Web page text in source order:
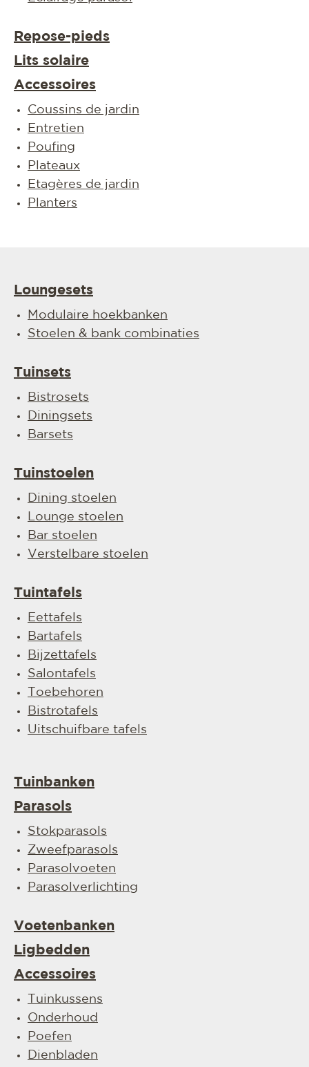
Repose-pieds
Lits solaire
Accessoires
Coussins de jardin
Entretien
Poufing
Plateaux
Etagères de jardin
Planters
Loungesets
Modulaire hoekbanken
Stoelen & bank combinaties
Tuinsets
Bistrosets
Diningsets
Barsets
Tuinstoelen
Dining stoelen
Lounge stoelen
Bar stoelen
Verstelbare stoelen
Tuintafels
Eettafels
Bartafels
Bijzettafels
Salontafels
Toebehoren
Bistrotafels
Uitschuifbare tafels
Tuinbanken
Parasols
Stokparasols
Zweefparasols
Parasolvoeten
Parasolverlichting
Voetenbanken
Ligbedden
Accessoires
Tuinkussens
Onderhoud
Poefen
Dienbladen